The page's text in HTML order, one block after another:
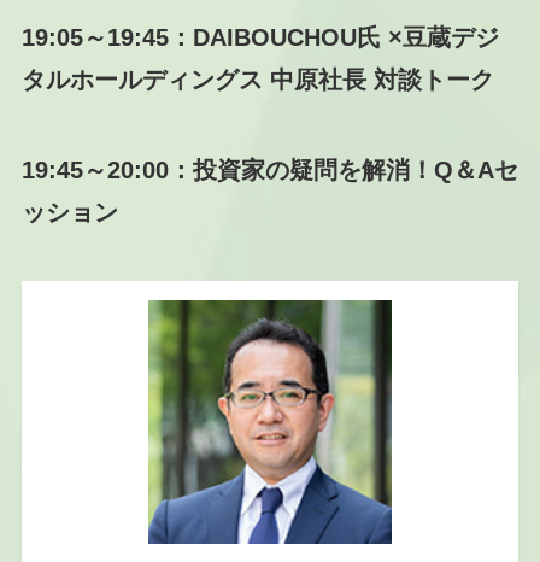
19:05～19:45： DAIBOUCHOU氏 ×豆蔵デジ
タルホールディングス 中原社長 対談トーク
19:45～20:00：投資家の疑問を解消！Q＆Aセ
ッション